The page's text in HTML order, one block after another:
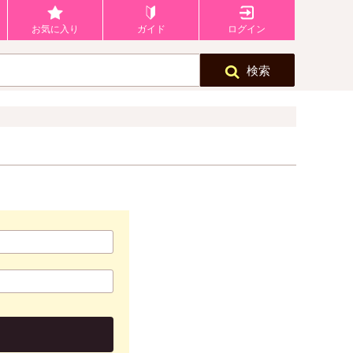
お気に入り ガイド ログイン
検索